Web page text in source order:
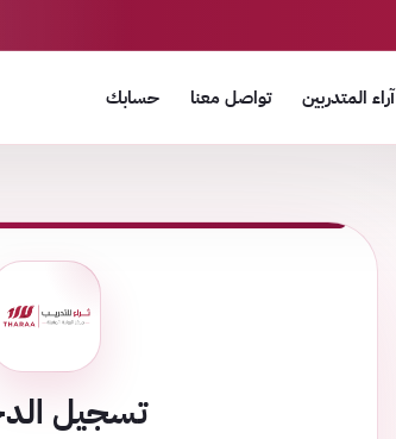
آراء المتدربين تواصل معنا حسابك
تسجيل